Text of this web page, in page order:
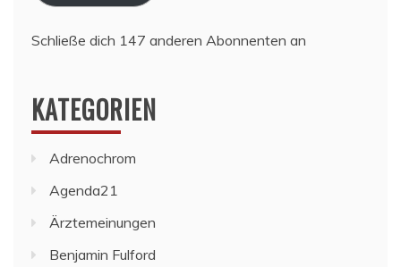
Schließe dich 147 anderen Abonnenten an
KATEGORIEN
Adrenochrom
Agenda21
Ärztemeinungen
Benjamin Fulford